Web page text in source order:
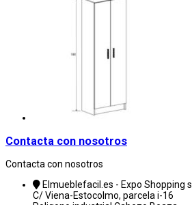
Contacta con nosotros
Contacta con nosotros
Elmueblefacil.es - Expo Shopping sl
C/ Viena-Estocolmo, parcela i-16